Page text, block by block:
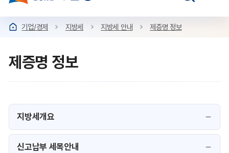
기업/경제 지방세 지방세 안내 제증명 정보
제증명 정보
지방세개요
신고납부 세목안내